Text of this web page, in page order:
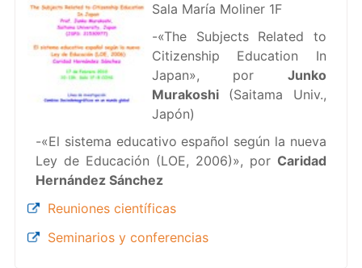
Sala María Moliner 1F
-«The Subjects Related to
Citizenship Education In
Japan», porJunko
Murakoshi(Saitama Univ.,
Japón)
-«El sistema educativo español según la nueva
Ley de Educación (LOE, 2006)», por Caridad
Hernández Sánchez
Reuniones científicas
Seminarios y conferencias